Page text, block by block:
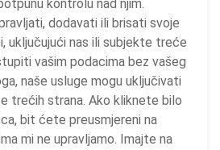
kontrolu nad njim.
dodavati ili brisati svoje
uključujući nas ili subjekte treće
vašim podacima bez vašeg
naše usluge mogu uključivati
trećih strana. Ako kliknete bilo
bit ćete preusmjereni na
mi ne upravljamo. Imajte na